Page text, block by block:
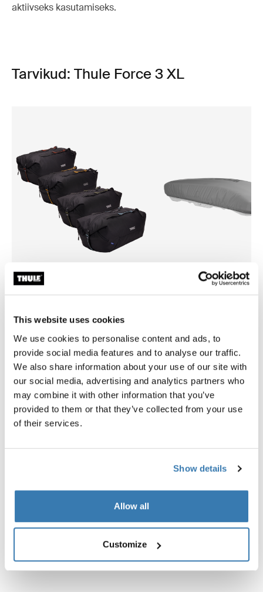
This website uses cookies
We use cookies to personalise content and ads, to
provide social media features and to analyse our traffic.
We also share information about your use of our site with
our social media, advertising and analytics partners who
may combine it with other information that you’ve
provided to them or that they’ve collected from your use
of their services.
Show details
Allow all
Customize
aktiivseks kasutamiseks.
Tarvikud: Thule Force 3 XL
Thule GoPack duffel set
komplektis
289,95 €
Thule box lid cover size 4
Toggle overview
Tootekirjeldus
Toggle features
Kõik omadused